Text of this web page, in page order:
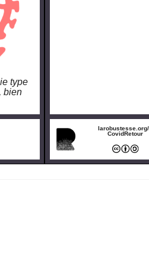
type
bien
CovidRetour